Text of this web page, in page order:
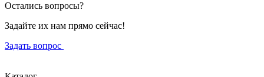
Остались вопросы?
Задайте их нам прямо сейчас!
Задать вопрос